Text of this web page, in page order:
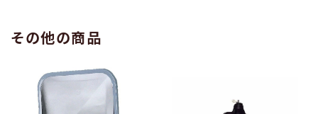
その他の商品